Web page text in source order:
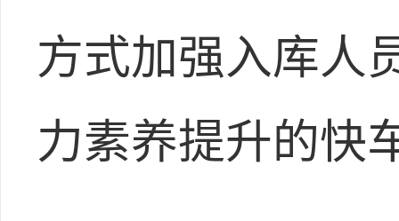
方式加强入库人
力素养提升的快